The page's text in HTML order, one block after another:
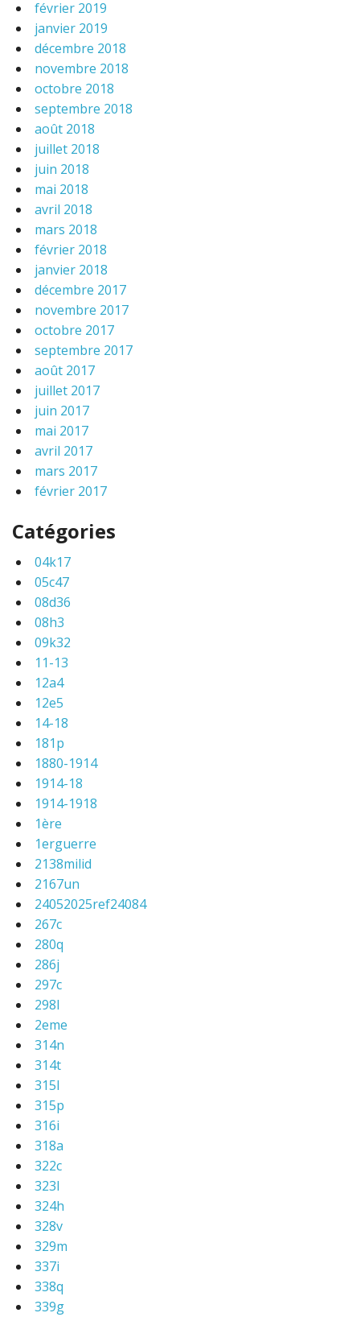
février 2019
janvier 2019
décembre 2018
novembre 2018
octobre 2018
septembre 2018
août 2018
juillet 2018
juin 2018
mai 2018
avril 2018
mars 2018
février 2018
janvier 2018
décembre 2017
novembre 2017
octobre 2017
septembre 2017
août 2017
juillet 2017
juin 2017
mai 2017
avril 2017
mars 2017
février 2017
Catégories
04k17
05c47
08d36
08h3
09k32
11-13
12a4
12e5
14-18
181p
1880-1914
1914-18
1914-1918
1ère
1erguerre
2138milid
2167un
24052025ref24084
267c
280q
286j
297c
298l
2eme
314n
314t
315l
315p
316i
318a
322c
323l
324h
328v
329m
337i
338q
339g